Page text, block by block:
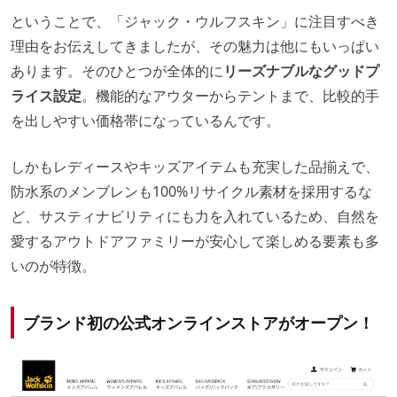
ということで、「ジャック・ウルフスキン」に注目すべき
理由をお伝えしてきましたが、その魅力は他にもいっぱい
あります。そのひとつが全体的にリーズナブルなグッドプ
ライス設定。機能的なアウターからテントまで、比較的手
を出しやすい価格帯になっているんです。
しかもレディースやキッズアイテムも充実した品揃えで、
防水系のメンブレンも100%リサイクル素材を採用するな
ど、サスティナビリティにも力を入れているため、自然を
愛するアウトドアファミリーが安心して楽しめる要素も多
いのが特徴。
ブランド初の公式オンラインストアがオープン！